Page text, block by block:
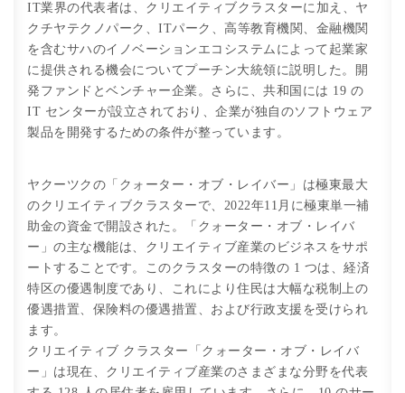
IT業界の代表者は、クリエイティブクラスターに加え、ヤ
クチヤテクノパーク、ITパーク、高等教育機関、金融機関
を含むサハのイノベーションエコシステムによって起業家
に提供される機会についてプーチン大統領に説明した。開
発ファンドとベンチャー企業。さらに、共和国には 19 の
IT センターが設立されており、企業が独自のソフトウェア
製品を開発するための条件が整っています。
ヤクーツクの「クォーター・オブ・レイバー」は極東最大
のクリエイティブクラスターで、2022年11月に極東単一補
助金の資金で開設された。「クォーター・オブ・レイバ
ー」の主な機能は、クリエイティブ産業のビジネスをサポ
ートすることです。このクラスターの特徴の 1 つは、経済
特区の優遇制度であり、これにより住民は大幅な税制上の
優遇措置、保険料の優遇措置、および行政支援を受けられ
ます。
クリエイティブ クラスター「クォーター・オブ・レイバ
ー」は現在、クリエイティブ産業のさまざまな分野を代表